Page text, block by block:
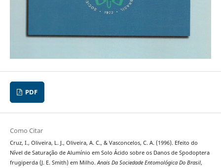
PDF
Como Citar
Cruz, I., Oliveira, L. J., Oliveira, A. C., & Vasconcelos, C. A. (1996). Efeito do
Nível de Saturação de Alumínio em Solo Ácido sobre os Danos de Spodoptera
frugiperda (J. E. Smith) em Milho. Anais Da Sociedade Entomológica Do Brasil,